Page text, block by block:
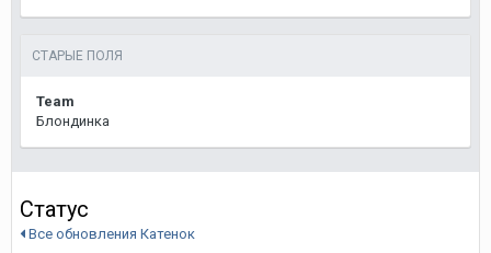
СТАРЫЕ ПОЛЯ
Team
Блондинка
Статус
Все обновления Катенок